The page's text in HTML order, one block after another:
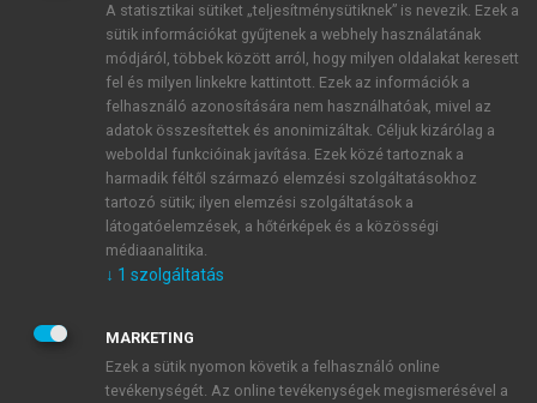
ÚJ FIÓK LÉTREHOZÁSA
1 óra díjmentes hozzáférés
E-MAIL-CÍM
JELSZÓ
A statisztikai sütiket „teljesítménysütiknek” is nevezik. Ezek a
sütik információkat gyűjtenek a webhely használatának
módjáról, többek között arról, hogy milyen oldalakat keresett
fel és milyen linkekre kattintott. Ezek az információk a
felhasználó azonosítására nem használhatóak, mivel az
adatok összesítettek és anonimizáltak. Céljuk kizárólag a
weboldal funkcióinak javítása. Ezek közé tartoznak a
harmadik féltől származó elemzési szolgáltatásokhoz
tartozó sütik; ilyen elemzési szolgáltatások a
látogatóelemzések, a hőtérképek és a közösségi
médiaanalitika.
↓ 1 szolgáltatás
MARKETING
Ezek a sütik nyomon követik a felhasználó online
tevékenységét. Az online tevékenységek megismerésével a